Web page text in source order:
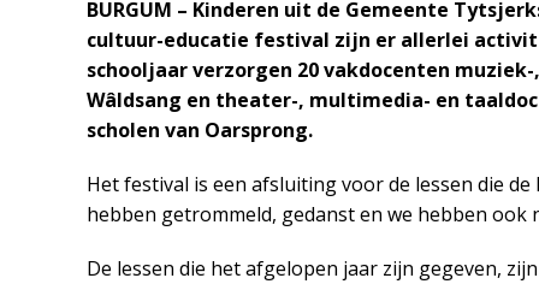
BURGUM – Kinderen uit de Gemeente
cultuur-educatie festival zijn er allerlei
schooljaar verzorgen 20 vakdocenten
Wâldsang en theater-, multimedia- en
scholen van Oarsprong.
Het festival is een afsluiting voor de lessen die
hebben getrommeld, gedanst en we hebben
De lessen die het afgelopen jaar zijn gegeven,